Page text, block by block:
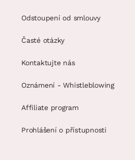
Odstoupení od smlouvy
Časté otázky
Kontaktujte nás
Oznámení - Whistleblowing
Affiliate program
Prohlášení o přístupnosti